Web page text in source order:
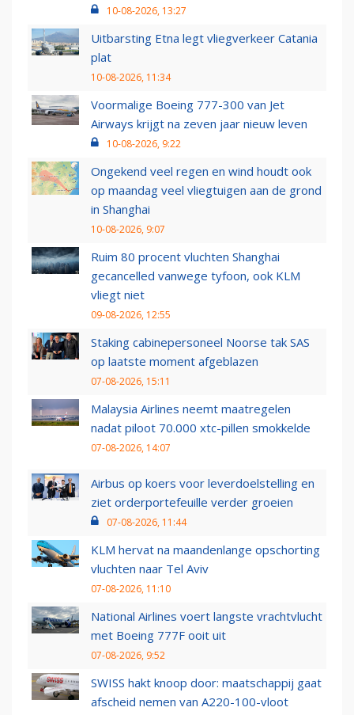
10-08-2026, 13:27
Uitbarsting Etna legt vliegverkeer Catania
plat
10-08-2026, 11:34
Voormalige Boeing 777-300 van Jet
Airways krijgt na zeven jaar nieuw leven
10-08-2026, 9:22
Ongekend veel regen en wind houdt ook
op maandag veel vliegtuigen aan de grond
in Shanghai
10-08-2026, 9:07
Ruim 80 procent vluchten Shanghai
gecancelled vanwege tyfoon, ook KLM
vliegt niet
09-08-2026, 12:55
Staking cabinepersoneel Noorse tak SAS
op laatste moment afgeblazen
07-08-2026, 15:11
Malaysia Airlines neemt maatregelen
nadat piloot 70.000 xtc-pillen smokkelde
07-08-2026, 14:07
Airbus op koers voor leverdoelstelling en
ziet orderportefeuille verder groeien
07-08-2026, 11:44
KLM hervat na maandenlange opschorting
vluchten naar Tel Aviv
07-08-2026, 11:10
National Airlines voert langste vrachtvlucht
met Boeing 777F ooit uit
07-08-2026, 9:52
SWISS hakt knoop door: maatschappij gaat
afscheid nemen van A220-100-vloot